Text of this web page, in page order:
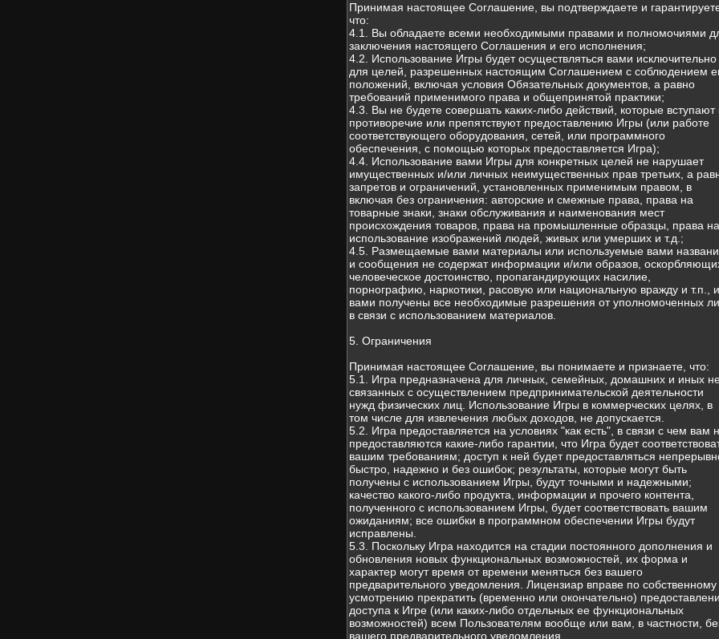
Принимая настоящее Соглашение, вы подтверждаете и
что:
4.1. Вы обладаете всеми необходимыми правами и полномочиями
заключения настоящего Соглашения и его исполнения;
4.2. Использование Игры будет осуществляться вами исключительно
для целей, разрешенных настоящим Соглашением с соблюдением
положений, включая условия Обязательных документов, а равно
требований применимого права и общепринятой практики;
4.3. Вы не будете совершать каких-либо действий, которые вступают
противоречие или препятствуют предоставлению Игры (или работе
соответствующего оборудования, сетей, или программного
обеспечения, с помощью которых предоставляется Игра);
4.4. Использование вами Игры для конкретных целей не нарушает
имущественных и/или личных неимущественных прав третьих, а
запретов и ограничений, установленных применимым правом, в
включая без ограничения: авторские и смежные права, права на
товарные знаки, знаки обслуживания и наименования мест
происхождения товаров, права на промышленные образцы, права на
использование изображений людей, живых или умерших и т.д.;
4.5. Размещаемые вами материалы или используемые вами
и сообщения не содержат информации и/или образов,
человеческое достоинство, пропагандирующих насилие,
порнографию, наркотики, расовую или национальную вражду и т.п., и
вами получены все необходимые разрешения от уполномоченных
в связи с использованием материалов.
5. Ограничения
Принимая настоящее Соглашение, вы понимаете и признаете, что:
5.1. Игра предназначена для личных, семейных, домашних и иных
связанных с осуществлением предпринимательской деятельности
нужд физических лиц. Использование Игры в коммерческих целях, в
том числе для извлечения любых доходов, не допускается.
5.2. Игра предоставляется на условиях "как есть", в связи с чем вам
предоставляются какие-либо гарантии, что Игра будет
вашим требованиям; доступ к ней будет предоставляться
быстро, надежно и без ошибок; результаты, которые могут быть
получены с использованием Игры, будут точными и надежными;
качество какого-либо продукта, информации и прочего контента,
полученного с использованием Игры, будет соответствовать вашим
ожиданиям; все ошибки в программном обеспечении Игры будут
исправлены.
5.3. Поскольку Игра находится на стадии постоянного дополнения и
обновления новых функциональных возможностей, их форма и
характер могут время от времени меняться без вашего
предварительного уведомления. Лицензиар вправе по собственному
усмотрению прекратить (временно или окончательно)
доступа к Игре (или каких-либо отдельных ее функциональных
возможностей) всем Пользователям вообще или вам, в частности,
вашего предварительного уведомления.